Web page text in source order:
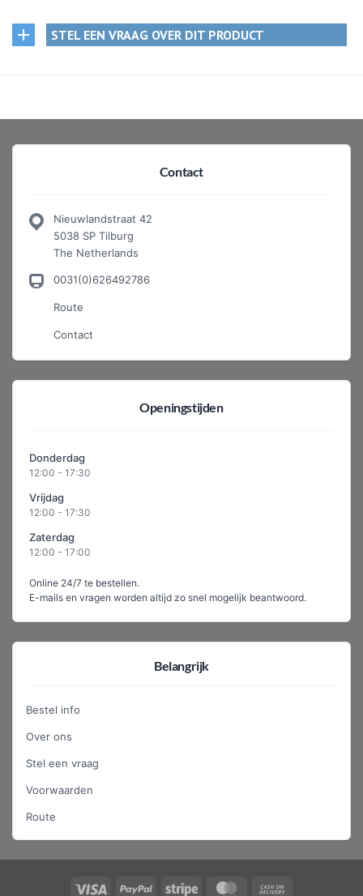
STEL EEN VRAAG OVER DIT PRODUCT
Contact
Nieuwlandstraat 42
5038 SP Tilburg
The Netherlands
0031(0)626492786
Route
Contact
Openingstijden
Donderdag
12:00 - 17:30
Vrijdag
12:00 - 17:30
Zaterdag
12:00 - 17:00
Online 24/7 te bestellen.
E-mails en vragen worden altijd zo snel mogelijk beantwoord.
Belangrijk
Bestel info
Over ons
Stel een vraag
Voorwaarden
Route
Visa PayPal Stripe MasterCard